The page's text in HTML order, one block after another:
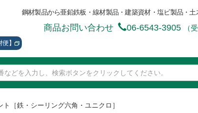
】
鋼材製品から亜鉛鉄板・線材製品・建築資材・塩ビ製品・
商品お問い合わせ 06-6543-3905 （
ト［鉄・シーリング六角・ユニクロ］